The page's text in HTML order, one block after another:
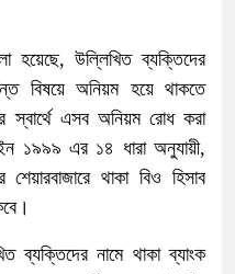
হয়েছে, উল্লিখিত ব্যক্তিদের
বিষয়ে অনিয়ম হয়ে থাকতে
স্বার্থে এসব অনিয়ম রোধ করা
১৯৯৯ এর ১৪ ধারা অনুযায়ী,
থাকা বিও হিসাব
নামে থাকা ব্যাংক